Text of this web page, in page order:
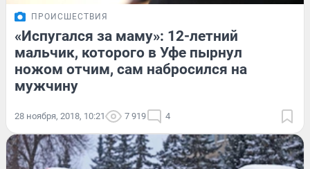
ПРОИСШЕСТВИЯ
«Испугался за маму»: 12-летний
мальчик, которого в Уфе пырнул
ножом отчим, сам набросился на
мужчину
28 ноября, 2018, 10:21 7 919 4